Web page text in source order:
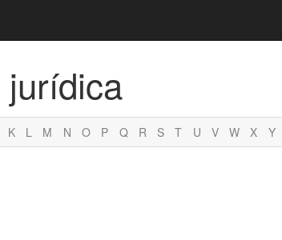
jurídica
K L M N O P Q R S T U V W X Y